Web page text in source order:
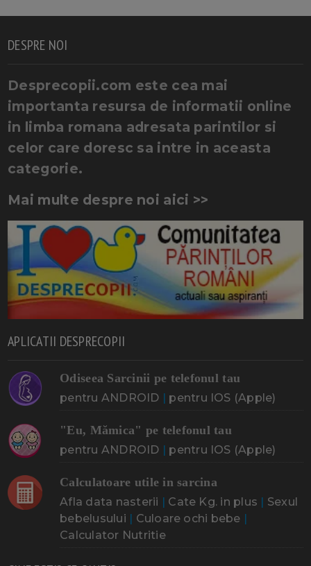
DESPRE NOI
Desprecopii.com este cea mai
importanta resursa de informatii online
in limba romana adresata parintilor si
celor care doresc sa intre in aceasta
categorie.
Mai multe despre noi aici >>
APLICATII DESPRECOPII
Odiseea Sarcinii pe telefonul tau
pentru ANDROID | pentru IOS (Apple)
"Eu, Mămica" pe telefonul tau
pentru ANDROID | pentru IOS (Apple)
Calculatoare utile in sarcina
Afla data nasterii | Cate Kg. in plus | Sexul
bebelusului | Culoare ochi bebe |
Calculator Nutritie